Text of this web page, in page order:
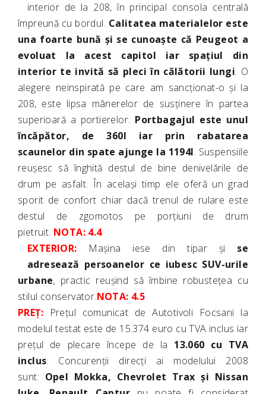
interior de la 208, în principal consola centrală
împreună cu bordul. Calitatea materialelor este
una foarte bună și se cunoaște că Peugeot a
evoluat la acest capitol iar spațiul din
interior te invită să pleci în călătorii lungi. O
alegere neinspirată pe care am sancționat-o și la
208, este lipsa mânerelor de susținere în partea
superioară a portierelor. Portbagajul este unul
încăpător, de 360l iar prin rabatarea
scaunelor din spate ajunge la 1194l. Suspensiile
reușesc să înghită destul de bine denivelările de
drum pe asfalt. În același timp ele oferă un grad
sporit de confort chiar dacă trenul de rulare este
destul de zgomotos pe porțiuni de drum
pietruit. NOTA: 4.4
EXTERIOR:
Mașina iese din tipar și se
adresează persoanelor ce iubesc SUV-urile
urbane, practic reușind să îmbine robustețea cu
stilul conservator.NOTA: 4.5
PREȚ: Prețul comunicat de Autotivoli Focsani la
modelul testat este de 15.374 euro cu TVA inclus iar
prețul de plecare începe de la 13.060 cu TVA
inclus. Concurenții direcți ai modelului 2008
sunt: Opel Mokka, Chevrolet Trax și Nissan